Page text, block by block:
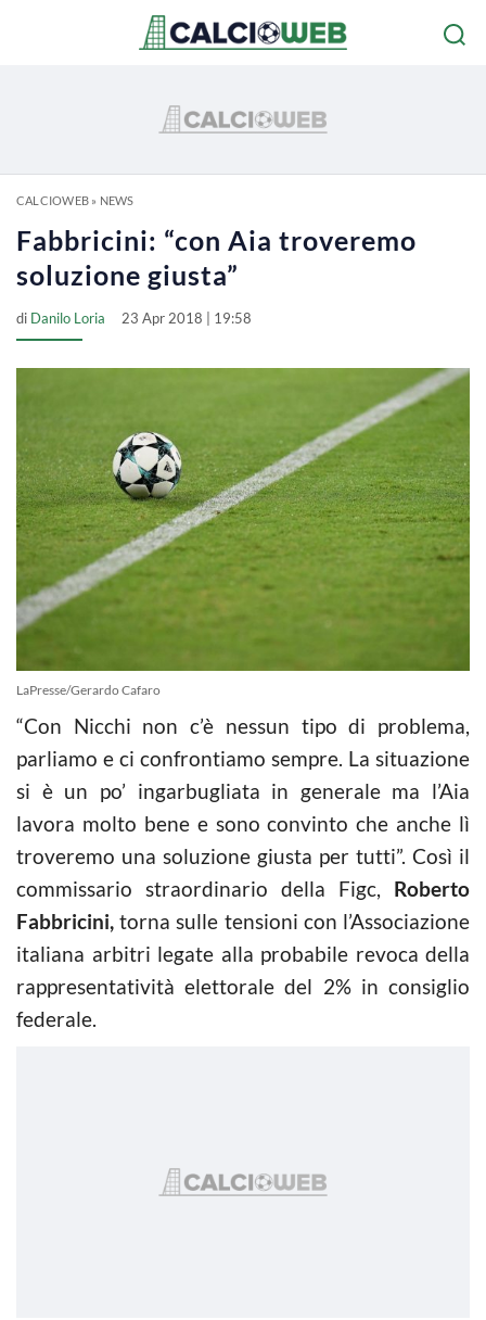
CALCIOWEB» NEWS
Fabbricini: “con Aia troveremo
soluzione giusta”
di Danilo Loria 23 Apr 2018 | 19:58
LaPresse/Gerardo Cafaro
“Con Nicchi non c’è nessun tipo di problema,
parliamo e ci confrontiamo sempre. La situazione
si è un po’ ingarbugliata in generale ma l’Aia
lavora molto bene e sono convinto che anche lì
troveremo una soluzione giusta per tutti”. Così il
commissario straordinario della Figc, Roberto
Fabbricini, torna sulle tensioni con l’Associazione
italiana arbitri legate alla probabile revoca della
rappresentatività elettorale del 2% in consiglio
federale.